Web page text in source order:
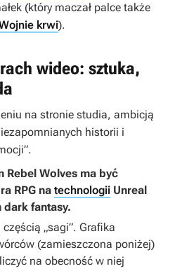
(który maczał palce także
krwi).
wideo: sztuka,
na stronie studia, ambicją
historii i
Rebel Wolves ma być
RPG na technologii Unreal
dark fantasy.
„sagi”. Grafika
(zamieszczona poniżej)
na obecność w niej